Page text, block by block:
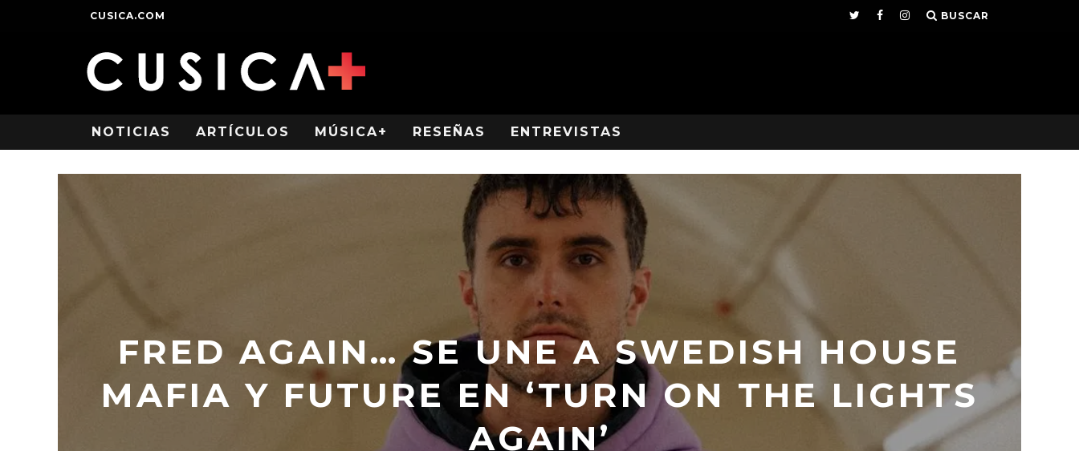
CUSICA.COM BUSCAR
NOTICIAS ARTÍCULOS MÚSICA+ RESEÑAS ENTREVISTAS
FRED AGAIN… SE UNE A SWEDISH HOUSE
MAFIA Y FUTURE EN ‘TURN ON THE LIGHTS
AGAIN’